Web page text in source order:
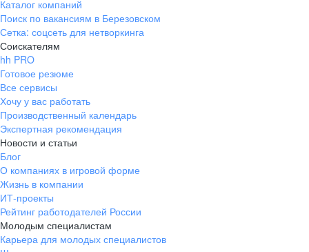
Каталог компаний
Поиск по вакансиям в Березовском
Сетка: соцсеть для нетворкинга
Соискателям
hh PRO
Готовое резюме
Все сервисы
Хочу у вас работать
Производственный календарь
Экспертная рекомендация
Новости и статьи
Блог
О компаниях в игровой форме
Жизнь в компании
ИТ-проекты
Рейтинг работодателей России
Молодым специалистам
Карьера для молодых специалистов